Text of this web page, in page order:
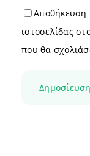
Αποθήκευση
ιστοσελίδας
που θα